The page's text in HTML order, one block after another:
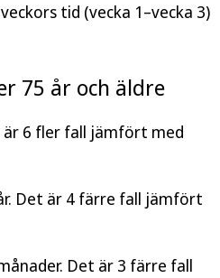
tid (vecka 1–vecka 3)
75 år och äldre
är 6 fler fall jämfört med
Det är 4 färre fall jämfört
Det är 3 färre fall